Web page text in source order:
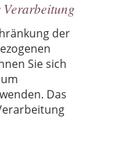
der
Sie sich
Das